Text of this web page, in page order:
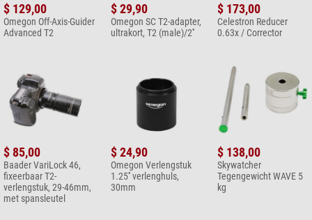
$ 129,00
Omegon Off-Axis-Guider
Advanced T2
$ 29,90
Omegon SC T2-adapter,
ultrakort, T2 (male)/2''
$ 173,00
Celestron Reducer
0.63x / Corrector
$ 85,00
Baader VariLock 46,
fixeerbaar T2-
verlengstuk, 29-46mm,
met spansleutel
$ 24,90
Omegon Verlengstuk
1.25'' verlenghuls,
30mm
$ 138,00
Skywatcher
Tegengewicht WAVE 5
kg